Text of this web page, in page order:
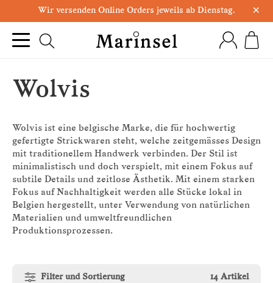
Wir versenden Online Orders jeweils ab Dienstag. ×
Wolvis
Wolvis ist eine belgische Marke, die für hochwertig
gefertigte Strickwaren steht, welche zeitgemässes Design
mit traditionellem Handwerk verbinden. Der Stil ist
minimalistisch und doch verspielt, mit einem Fokus auf
subtile Details und zeitlose Ästhetik. Mit einem starken
Fokus auf Nachhaltigkeit werden alle Stücke lokal in
Belgien hergestellt, unter Verwendung von natürlichen
Materialien und umweltfreundlichen
Produktionsprozessen.
Filter und Sortierung 14 Artikel